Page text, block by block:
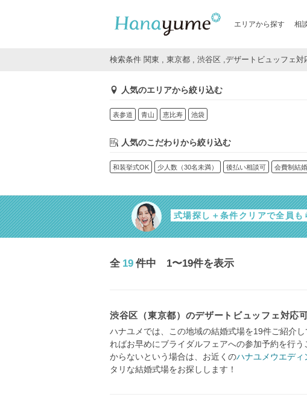
エリアから探す 相
検索条件 関東 , 東京都 , 渋谷区 ,デザートビュッフェ対
人気のエリアから絞り込む
表参道 青山 恵比寿 池袋
人気のこだわりから絞り込む
和装挙式OK 少人数（30名未満） 後払い相談可 会費制結
式場探し＋条件クリアで全員も
全 19 件中 1〜19件を表示
渋谷区（東京都）のデザートビュッフェ対応
ハナユメでは、この地域の結婚式場を19件ご紹介
ればお早めにブライダルフェアへの参加予約を行
からないという場合は、お近くのハナユメウエディ
タリな結婚式場をお探しします！